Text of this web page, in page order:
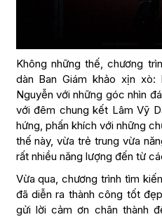
Không những thế, chương
dàn Ban Giám khảo xịn xò:
Nguyễn với những góc nhìn
với đêm chung kết Lâm Vỹ
hứng, phấn khích với những
thế này, vừa trẻ trung vừa
rất nhiều năng lượng đến từ
Vừa qua, chương trình tìm
đã diễn ra thành công tốt
gửi lời cảm ơn chân thành